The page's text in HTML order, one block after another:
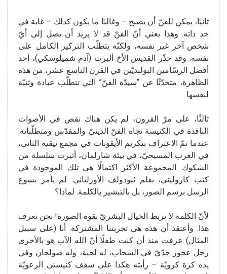
ثانيًا، يمكن للفنّ أن يصبح – وغالبًا ما يكون كذلك – غاية في
حد ذاته. وهذا يعني أنّ الفنّ قد لا يريد أن يصل إلى أيّ
شخص آخر غير نفسه، ولكنّه يتطلّب التركيز الكامل على
نفسه. وقد حذّر القديس الأخ ألبرت (آدم شميلوسكي)، أحد
أفضل الرسّامين البولنديّين في القرن التاسع عشر، من هذه
الظاهرة، متحدّثًا عن “سيدّة الفنّ” التي تتطلّب عبادة وثنيّة
لنفسها.
ثالثًا، على مرّ القرون، لم يكن هناك نقص في الأصوات
الناقدة في الكنيسة تجاه الفنّ الدينيّ والمقدّس ومتطلّباته.
عندما تمّ الاعتراف بتكريم الأيقونات في مجمع نيقية الثاني،
في الغرب المسيحيّ، في بيئة شارلمان، أثيرت سلسلة من
الشكوك. المجموعة الأكثر اكتمالًا هي تلك الموجودة في
كتب كاروليني، بقلم ثيودولف الأورلياني: لم يأمر يسوع
الرسل برسم الصور، بل بالتبشير بالكلمة. لماذا؟
لأنّ الكلمة لا تربط الخيال البشريّ بقوة الصورة! نحن نعرف
هذا. وأعتقد أن هذه هي تجربتنا المشتركة. أنا (على سبيل
المثال) عرفت منذ أن كنت طفلًا أنّ الله الآب هو بالأحرى
رجل عجوز جدّيّ في السحاب، له لحية، وله صولجان وفي
يده كرة كرويّة – رأيته هكذا على سقف كنيستي الرعويّة